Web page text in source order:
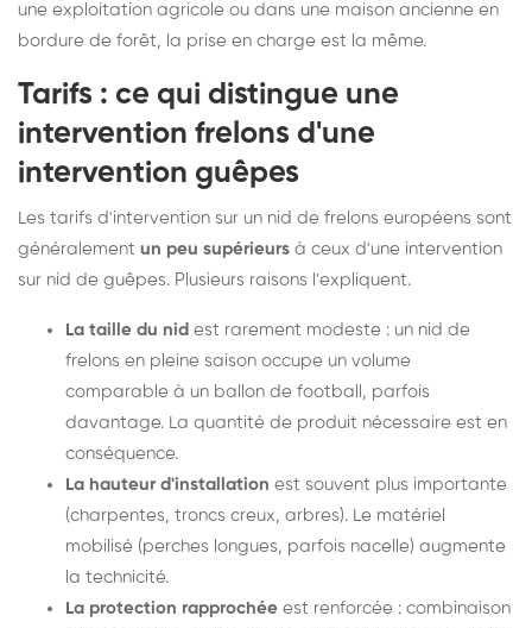
une exploitation agricole ou dans une maison ancienne en
bordure de forêt, la prise en charge est la même.
Tarifs : ce qui distingue une
intervention frelons d'une
intervention guêpes
Les tarifs d'intervention sur un nid de frelons européens sont
généralement un peu supérieurs à ceux d'une intervention
sur nid de guêpes. Plusieurs raisons l'expliquent.
La taille du nid est rarement modeste : un nid de
frelons en pleine saison occupe un volume
comparable à un ballon de football, parfois
davantage. La quantité de produit nécessaire est en
conséquence.
La hauteur d'installation est souvent plus importante
(charpentes, troncs creux, arbres). Le matériel
mobilisé (perches longues, parfois nacelle) augmente
la technicité.
La protection rapprochée est renforcée : combinaison